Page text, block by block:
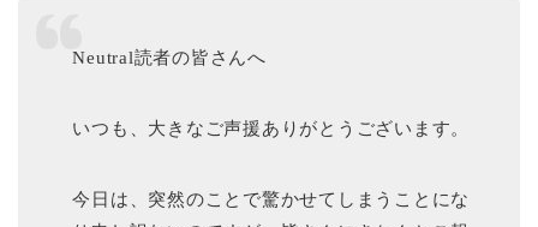
Neutral読者の皆さんへ
いつも、大きなご声援ありがとうございます。
今日は、突然のことで驚かせてしまうことにな